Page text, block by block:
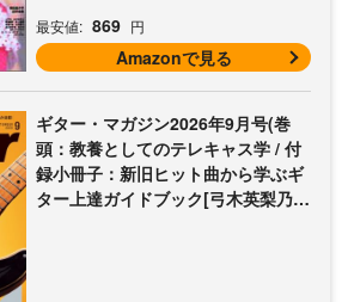
最安値: 869 円
Amazonで見る
ギター・マガジン2026年9月号(巻
頭：教養としてのテレキャス学 / 付
録小冊子：新旧ヒット曲から学ぶギ
ター上達ガイドブック[弓木英梨乃の